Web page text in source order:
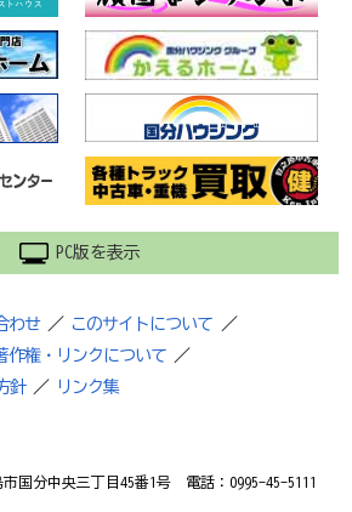
PC版を表示
わせ ／ このサイトについて
／
作権・リンクについて ／
針 ／ リンク集
市国分中央三丁目45番1号 電話：0995-45-5111